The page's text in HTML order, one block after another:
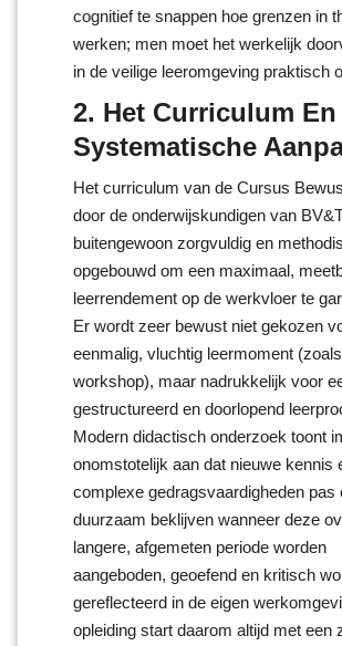
cognitief te snappen hoe grenzen in
werken; men moet het werkelijk
in de veilige leeromgeving praktisch
2. Het Curriculum En
Systematische
Het curriculum van de Cursus
door de onderwijskundigen van
buitengewoon zorgvuldig en
opgebouwd om een maximaal,
leerrendement op de werkvloer te
Er wordt zeer bewust niet gekozen
eenmalig, vluchtig leermoment
workshop), maar nadrukkelijk voor
gestructureerd en doorlopend
Modern didactisch onderzoek toont
onomstotelijk aan dat nieuwe kennis
complexe gedragsvaardigheden pas
duurzaam beklijven wanneer deze
langere, afgemeten periode worden
aangeboden, geoefend en kritisch
gereflecteerd in de eigen
opleiding start daarom altijd met een